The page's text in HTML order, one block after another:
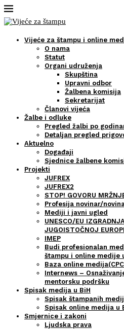
Vijeće za štampu i online
O nama
Statut
Organi udruženja
Skupština
Upravni odbor
Žalbena komisija
Sekretarijat
Članovi vijeća
Žalbe i odluke
Pregled žalbi po
Detaljan pregled
Aktuelno
Događaji
Sjednice žalbene
Projekti
JUFREX
JUFREX2
STOP! GOVORU
Profesija novinar/
Mediji i javni ugled
UNESCO/EU
JUGOISTOČNOJ
IMEP
Budi profesionalan
štampu i online medije
Baza online
Internews –
mentorsku podršku
Spisak medija u BiH
Spisak štampanih
Spisak online medija u
Smjernice i zakoni
Ljudska prava